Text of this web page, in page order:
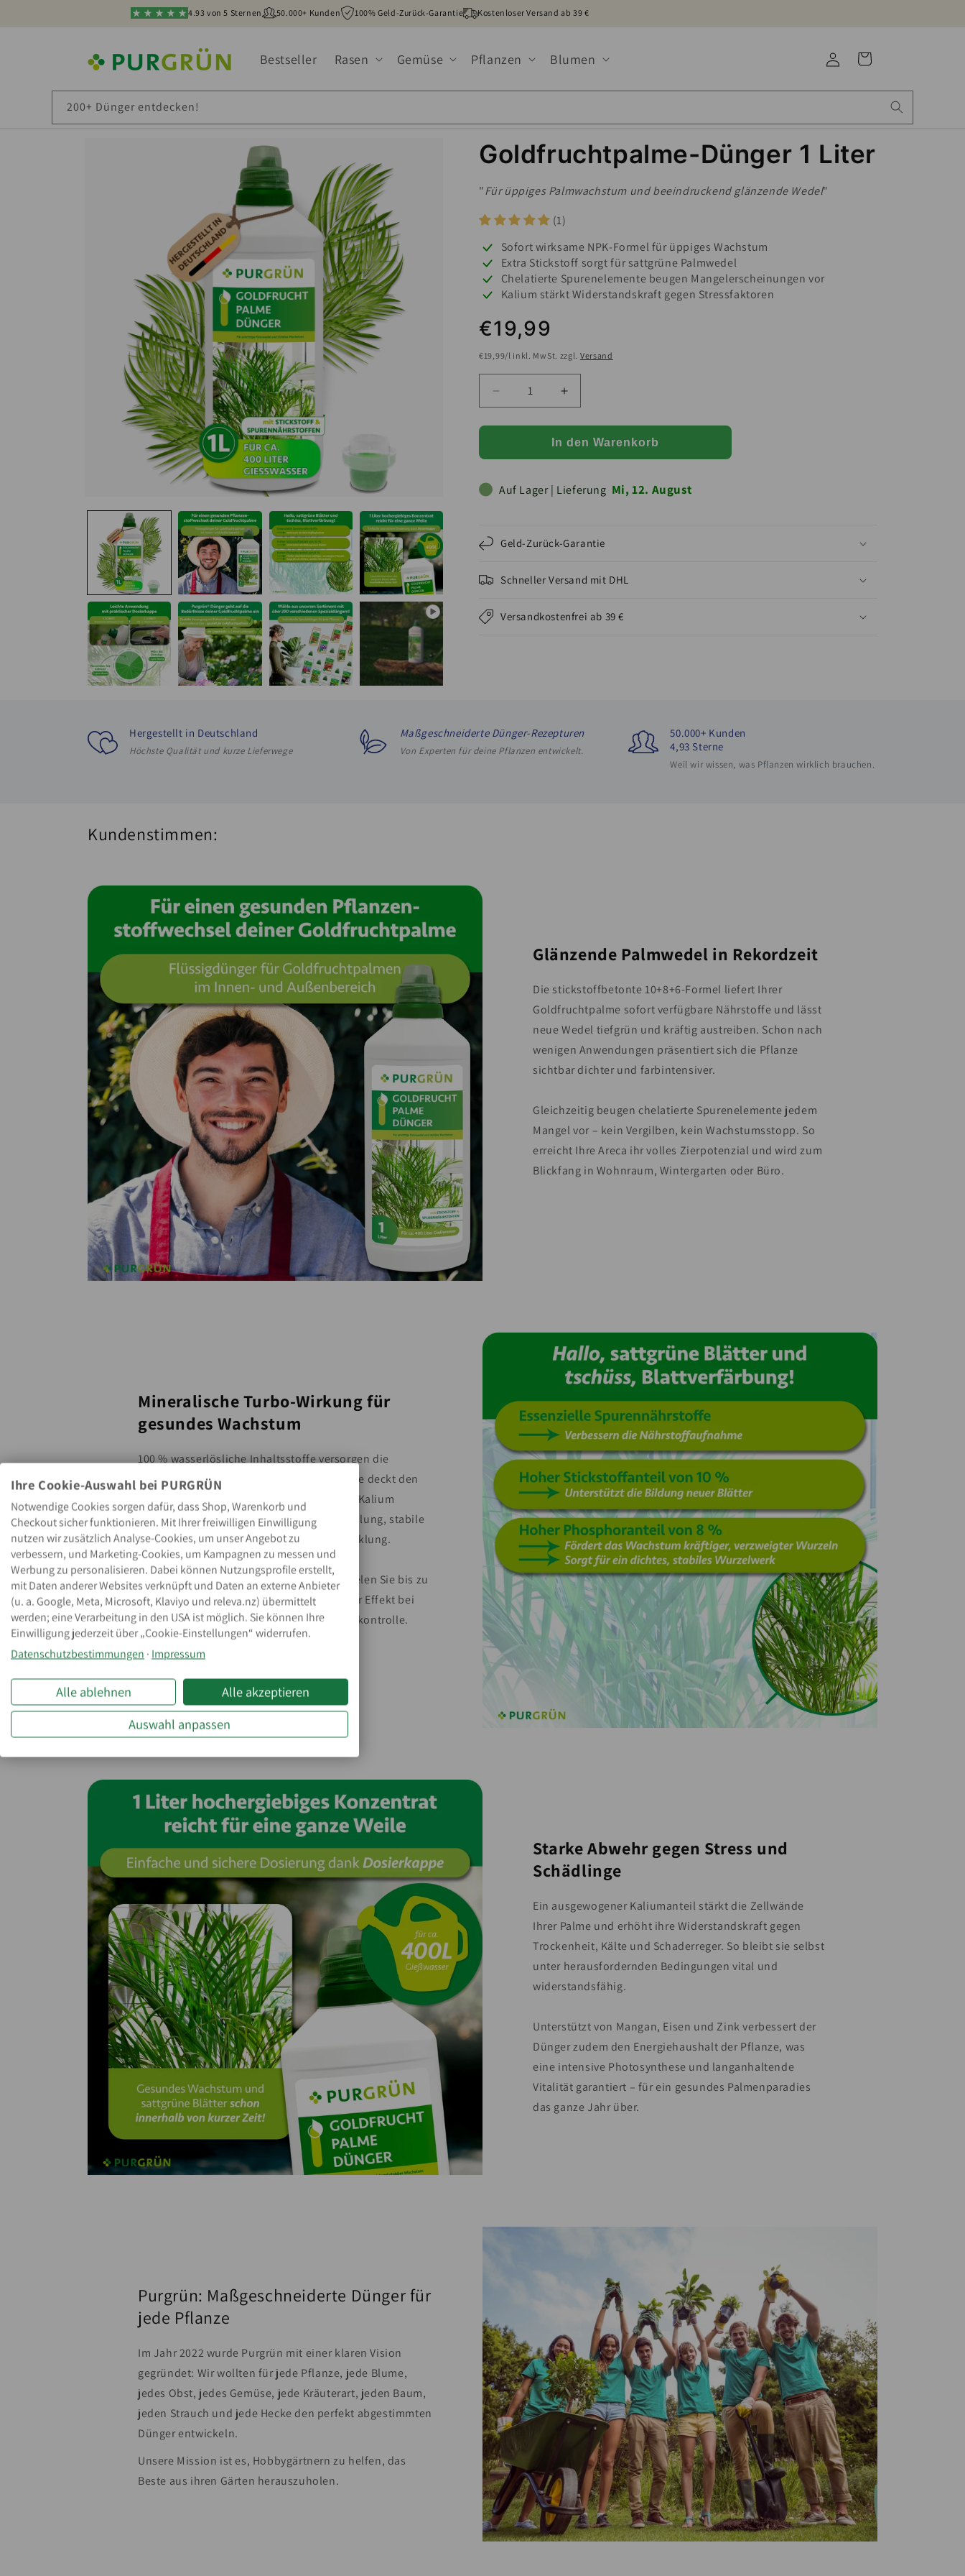
Ihre Cookie-Auswahl bei PURGRÜN
Notwendige Cookies sorgen dafür, dass Shop, Warenkorb und
Checkout sicher funktionieren. Mit Ihrer freiwilligen Einwilligung
nutzen wir zusätzlich Analyse-Cookies, um unser Angebot zu
verbessern, und Marketing-Cookies, um Kampagnen zu messen und
Werbung zu personalisieren. Dabei können Nutzungsprofile erstellt,
mit Daten anderer Websites verknüpft und Daten an externe Anbieter
(u. a. Google, Meta, Microsoft, Klaviyo und releva.nz) übermittelt
werden; eine Verarbeitung in den USA ist möglich. Sie können Ihre
Einwilligung jederzeit über „Cookie-Einstellungen“ widerrufen.
Datenschutzbestimmungen · Impressum
Alle ablehnen
Alle akzeptieren
Auswahl anpassen
4.93 von 5 Sternen 50.000+ Kunden 100% Geld-Zurück-Garantie Kostenloser Versand ab 39 €
Bestseller Rasen Gemüse Pflanzen Blumen EinloggenWarenkorb
200+ Dünger entdecken!
Goldfruchtpalme-Dünger 1 Liter
"Für üppiges Palmwachstum und beeindruckend glänzende Wedel"
(1)
Sofort wirksame NPK-Formel für üppiges Wachstum
Extra Stickstoff sorgt für sattgrüne Palmwedel
Chelatierte Spurenelemente beugen Mangelerscheinungen vor
Kalium stärkt Widerstandskraft gegen Stressfaktoren
Normaler Preis
€19,99
€19,99/l inkl. MwSt. zzgl. Versand
Verringere die Menge für Goldfruchtpalme-Dünger 1 Liter
Erhöhe die Menge für Goldfruchtpalme-Dünger 1 Liter
In den Warenkorb
Auf Lager | Lieferung Mi, 12. August
Geld-Zurück-Garantie
Schneller Versand mit DHL
Versandkostenfrei ab 39 €
Hergestellt in Deutschland
Höchste Qualität und kurze Lieferwege
Maßgeschneiderte Dünger-Rezepturen
Von Experten für deine Pflanzen entwickelt.
50.000+ Kunden
4,93 Sterne
Weil wir wissen, was Pflanzen wirklich brauchen.
Kundenstimmen:
Glänzende Palmwedel in Rekordzeit
Die stickstoffbetonte 10+8+6-Formel liefert Ihrer
Goldfruchtpalme sofort verfügbare Nährstoffe und lässt
neue Wedel tiefgrün und kräftig austreiben. Schon nach
wenigen Anwendungen präsentiert sich die Pflanze
sichtbar dichter und farbintensiver.
Gleichzeitig beugen chelatierte Spurenelemente jedem
Mangel vor – kein Vergilben, kein Wachstumsstopp. So
erreicht Ihre Areca ihr volles Zierpotenzial und wird zum
Blickfang in Wohnraum, Wintergarten oder Büro.
Mineralische Turbo-Wirkung für
gesundes Wachstum
100 % wasserlösliche Inhaltsstoffe versorgen die
Wurzeln ohne Verzögerung; jede Gießkanne deckt den
hohen Bedarf an Stickstoff, Phosphor und Kalium
vollständig ab. Das Ergebnis: rasche Zellteilung, stabile
Triebe und eine ausgeprägte Wurzelentwicklung.
Mit nur 5 ml Konzentrat auf 2 l Wasser erzielen Sie bis zu
400 l Dünge­lösung pro Flasche – maximaler Effekt bei
minimalem Aufwand und optimaler Dosierkontrolle.
Starke Abwehr gegen Stress und
Schädlinge
Ein ausgewogener Kaliumanteil stärkt die Zellwände
Ihrer Palme und erhöht ihre Widerstandskraft gegen
Trockenheit, Kälte und Schaderreger. So bleibt sie selbst
unter herausfordernden Bedingungen vital und
widerstandsfähig.
Unterstützt von Mangan, Eisen und Zink verbessert der
Dünger zudem den Energiehaushalt der Pflanze, was
eine intensive Photosynthese und langanhaltende
Vitalität garantiert – für ein gesundes Palmenparadies
das ganze Jahr über.
Purgrün: Maßgeschneiderte Dünger für
jede Pflanze
Im Jahr 2022 wurde Purgrün mit einer klaren Vision
gegründet: Wir wollten für jede Pflanze, jede Blume,
jedes Obst, jedes Gemüse, jede Kräuterart, jeden Baum,
jeden Strauch und jede Hecke den perfekt abgestimmten
Dünger entwickeln.
Unsere Mission ist es, Hobbygärtnern zu helfen, das
Beste aus ihren Gärten herauszuholen.